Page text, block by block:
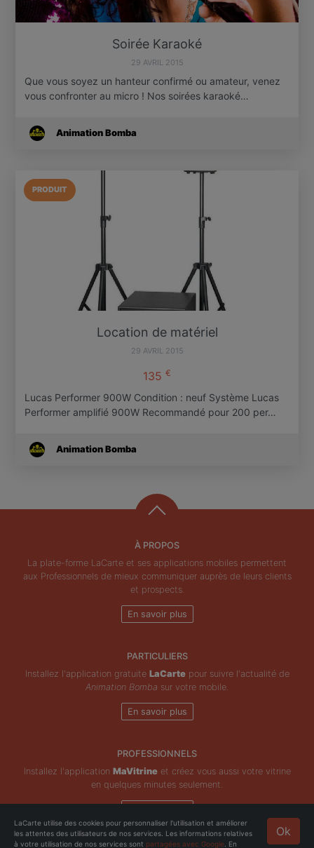
Soirée Karaoké
29 AVRIL 2015
Que vous soyez un hanteur confirmé ou amateur, venez
vous confronter au micro ! Nos soirées karaoké…
Animation Bomba
PRODUIT
Location de matériel
29 AVRIL 2015
135 €
Lucas Performer 900W Condition : neuf Système Lucas
Performer amplifié 900W Recommandé pour 200 per…
Animation Bomba
À PROPOS
La plate-forme LaCarte et ses applications mobiles permettent
aux Professionnels de mieux communiquer auprès de leurs clients
et prospects.
En savoir plus
PARTICULIERS
Installez l'application gratuite LaCartepour suivre l'actualité de
Animation Bomba sur votre mobile.
En savoir plus
PROFESSIONNELS
Installez l'application MaVitrineet créez vous aussi votre vitrine
en quelques minutes seulement.
Copyright © ZeMAP 2026 - Tous droits réservés. Ok
LaCarte utilise des cookies pour personnaliser l'utilisation et améliorer
les attentes des utilisateurs de nos services. Les informations relatives
à votre utilisation de nos services sont partagées avec Google . En